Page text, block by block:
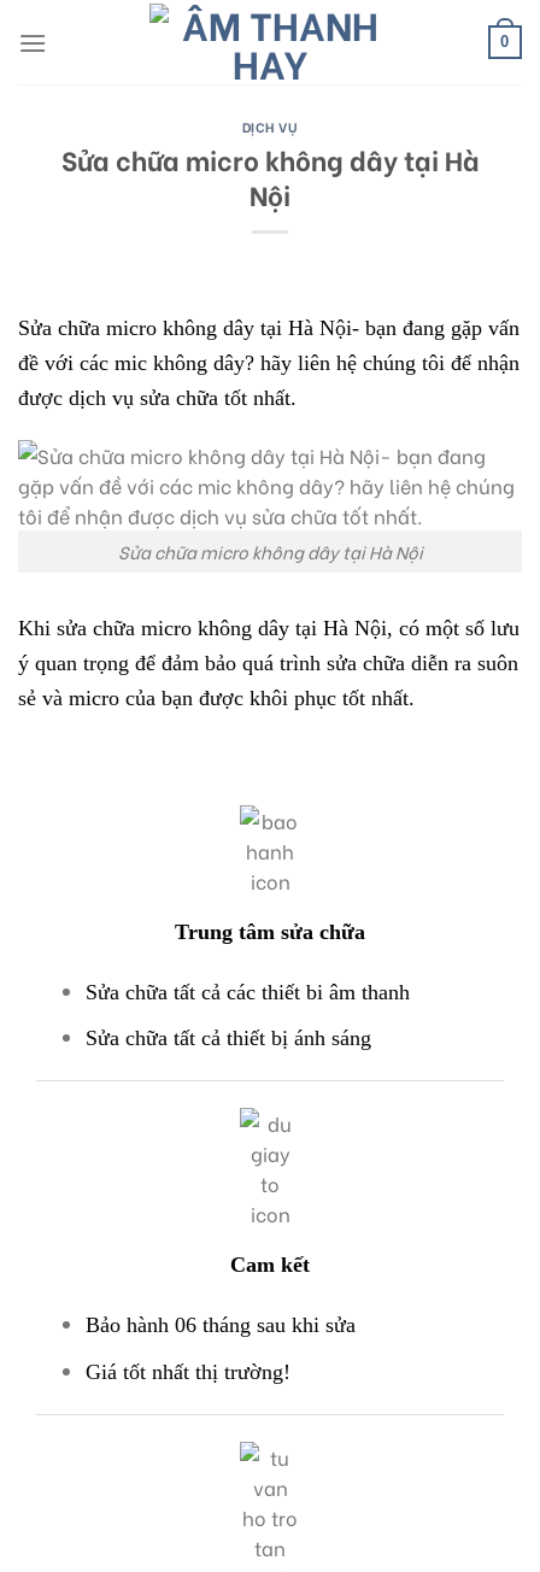
0
DỊCH VỤ
Sửa chữa micro không dây tại Hà
Nội
Sửa chữa micro không dây tại Hà Nội- bạn đang gặp vấn
đề với các mic không dây? hãy liên hệ chúng tôi để nhận
được dịch vụ sửa chữa tốt nhất.
Sửa chữa micro không dây tại Hà Nội
Khi sửa chữa micro không dây tại Hà Nội, có một số lưu
ý quan trọng để đảm bảo quá trình sửa chữa diễn ra suôn
sẻ và micro của bạn được khôi phục tốt nhất.
Trung tâm sửa chữa
Sửa chữa tất cả các thiết bi âm thanh
Sửa chữa tất cả thiết bị ánh sáng
Cam kết
Bảo hành 06 tháng sau khi sửa
Giá tốt nhất thị trường!